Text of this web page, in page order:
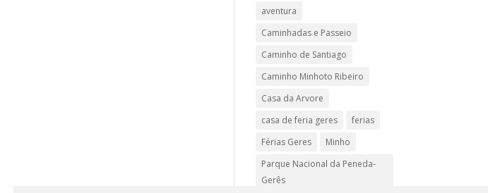
aventura
Caminhadas e Passeio
Caminho de Santiago
Caminho Minhoto Ribeiro
Casa da Arvore
casa de feria geres
ferias
Férias Geres
Minho
Parque Nacional da Peneda-
Gerês